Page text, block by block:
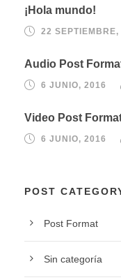
¡Hola mundo!
22 SEPTIEMBRE,
Audio Post
6 JUNIO, 2016
Video Post
6 JUNIO, 2016
POST
Post Format
Sin categoría